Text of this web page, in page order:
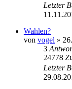
Letzter
Wahlen?
von vogel »
3
24778
Letzter